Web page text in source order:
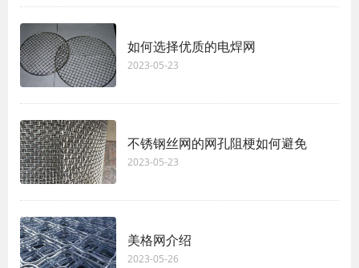
如何选择优质的电焊网
2023-05-23
不锈钢丝网的网孔阻梗如何避免
2023-05-23
美格网介绍
2023-05-26